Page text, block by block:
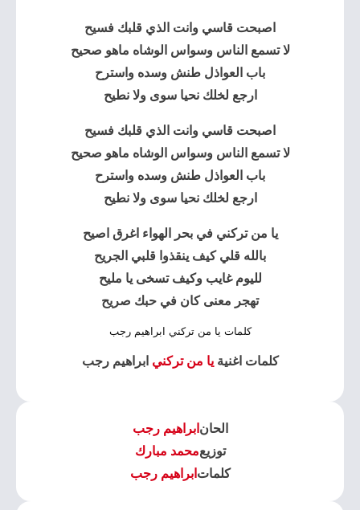
اصبحت قاسي وانت الذي قلبك فسيح
لا تسمع الناس وسواس الوشاه ماهو صحيح
باب العواذل طنش وسده واسترح
ارجع لخلك نحيا سوى ولا نطيح
اصبحت قاسي وانت الذي قلبك فسيح
لا تسمع الناس وسواس الوشاه ماهو صحيح
باب العواذل طنش وسده واسترح
ارجع لخلك نحيا سوى ولا نطيح
يا من تركني في بحر الهواء اغرق اصيح
بالله قلي كيف ينقذوا قلبي الجريح
لليوم غايب وكيف تسخى يا مليح
تهجر معنى كان في حبك صريح
كلمات يا من تركني ابراهيم رجب
كلمات اغنيةيا من تركني ابراهيم رجب
الحان ابراهيم رجب
توزيعمحمد مبارك
كلمات ابراهيم رجب